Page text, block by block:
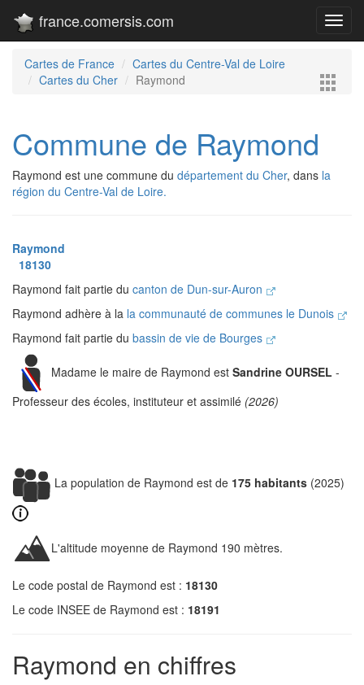
france.comersis.com
Cartes de France
Cartes du Centre-Val de Loire
Cartes du Cher
Raymond
Commune de Raymond
Raymond est une commune du département du Cher, dans la
région du Centre-Val de Loire.
Raymond
18130
Raymond fait partie du canton de Dun-sur-Auron
Raymond adhère à la la communauté de communes le Dunois
Raymond fait partie du bassin de vie de Bourges
Madame le maire de Raymond est Sandrine OURSEL -
Professeur des écoles, instituteur et assimilé (2026)
La population de Raymond est de 175 habitants (2025)
L'altitude moyenne de Raymond 190 mètres.
Le code postal de Raymond est : 18130
Le code INSEE de Raymond est : 18191
Raymond en chiffres